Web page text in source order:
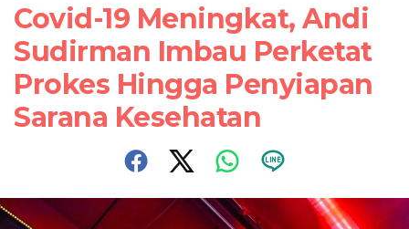
Covid-19 Meningkat, Andi
Sudirman Imbau Perketat
Prokes Hingga Penyiapan
Sarana Kesehatan